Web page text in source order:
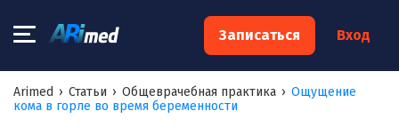
Записаться Вход
Arimed › Статьи › Общеврачебная практика › Ощущение
кома в горле во время беременности
×
Запишитесь на консультацию к
специалисту